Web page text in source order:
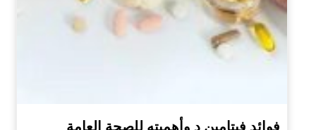
فوائد فيتامين د وأهميته للصحة العامة